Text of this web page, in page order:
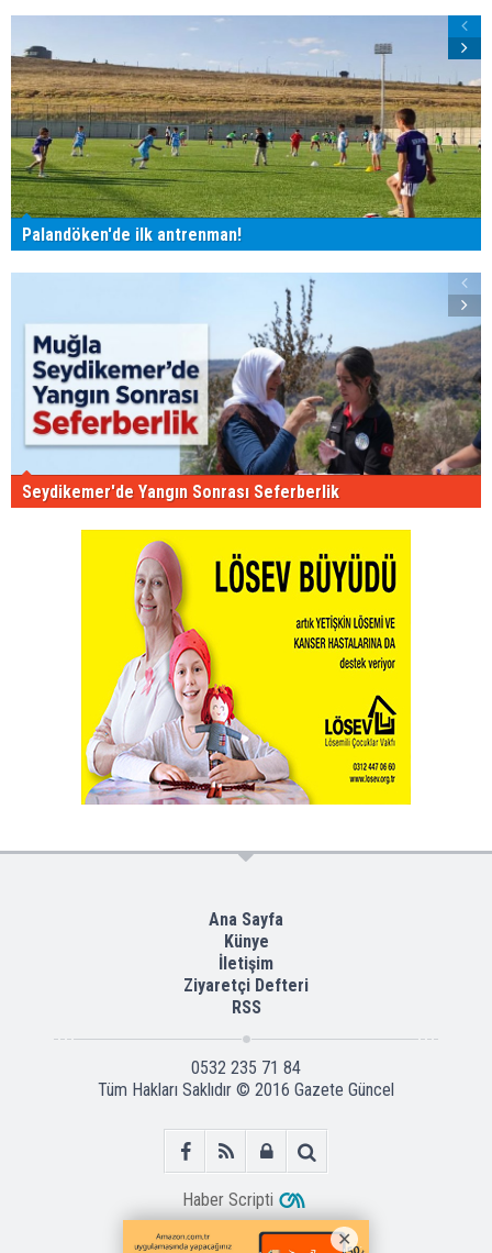
Palandöken'de ilk antrenman!
Seydikemer'de Yangın Sonrası Seferberlik
Ana Sayfa
Künye
İletişim
Ziyaretçi Defteri
RSS
0532 235 71 84
Tüm Hakları Saklıdır © 2016 Gazete Güncel
Haber Scripti